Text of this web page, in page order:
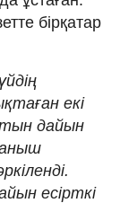
бірқатар
екі
дайын
есірткі